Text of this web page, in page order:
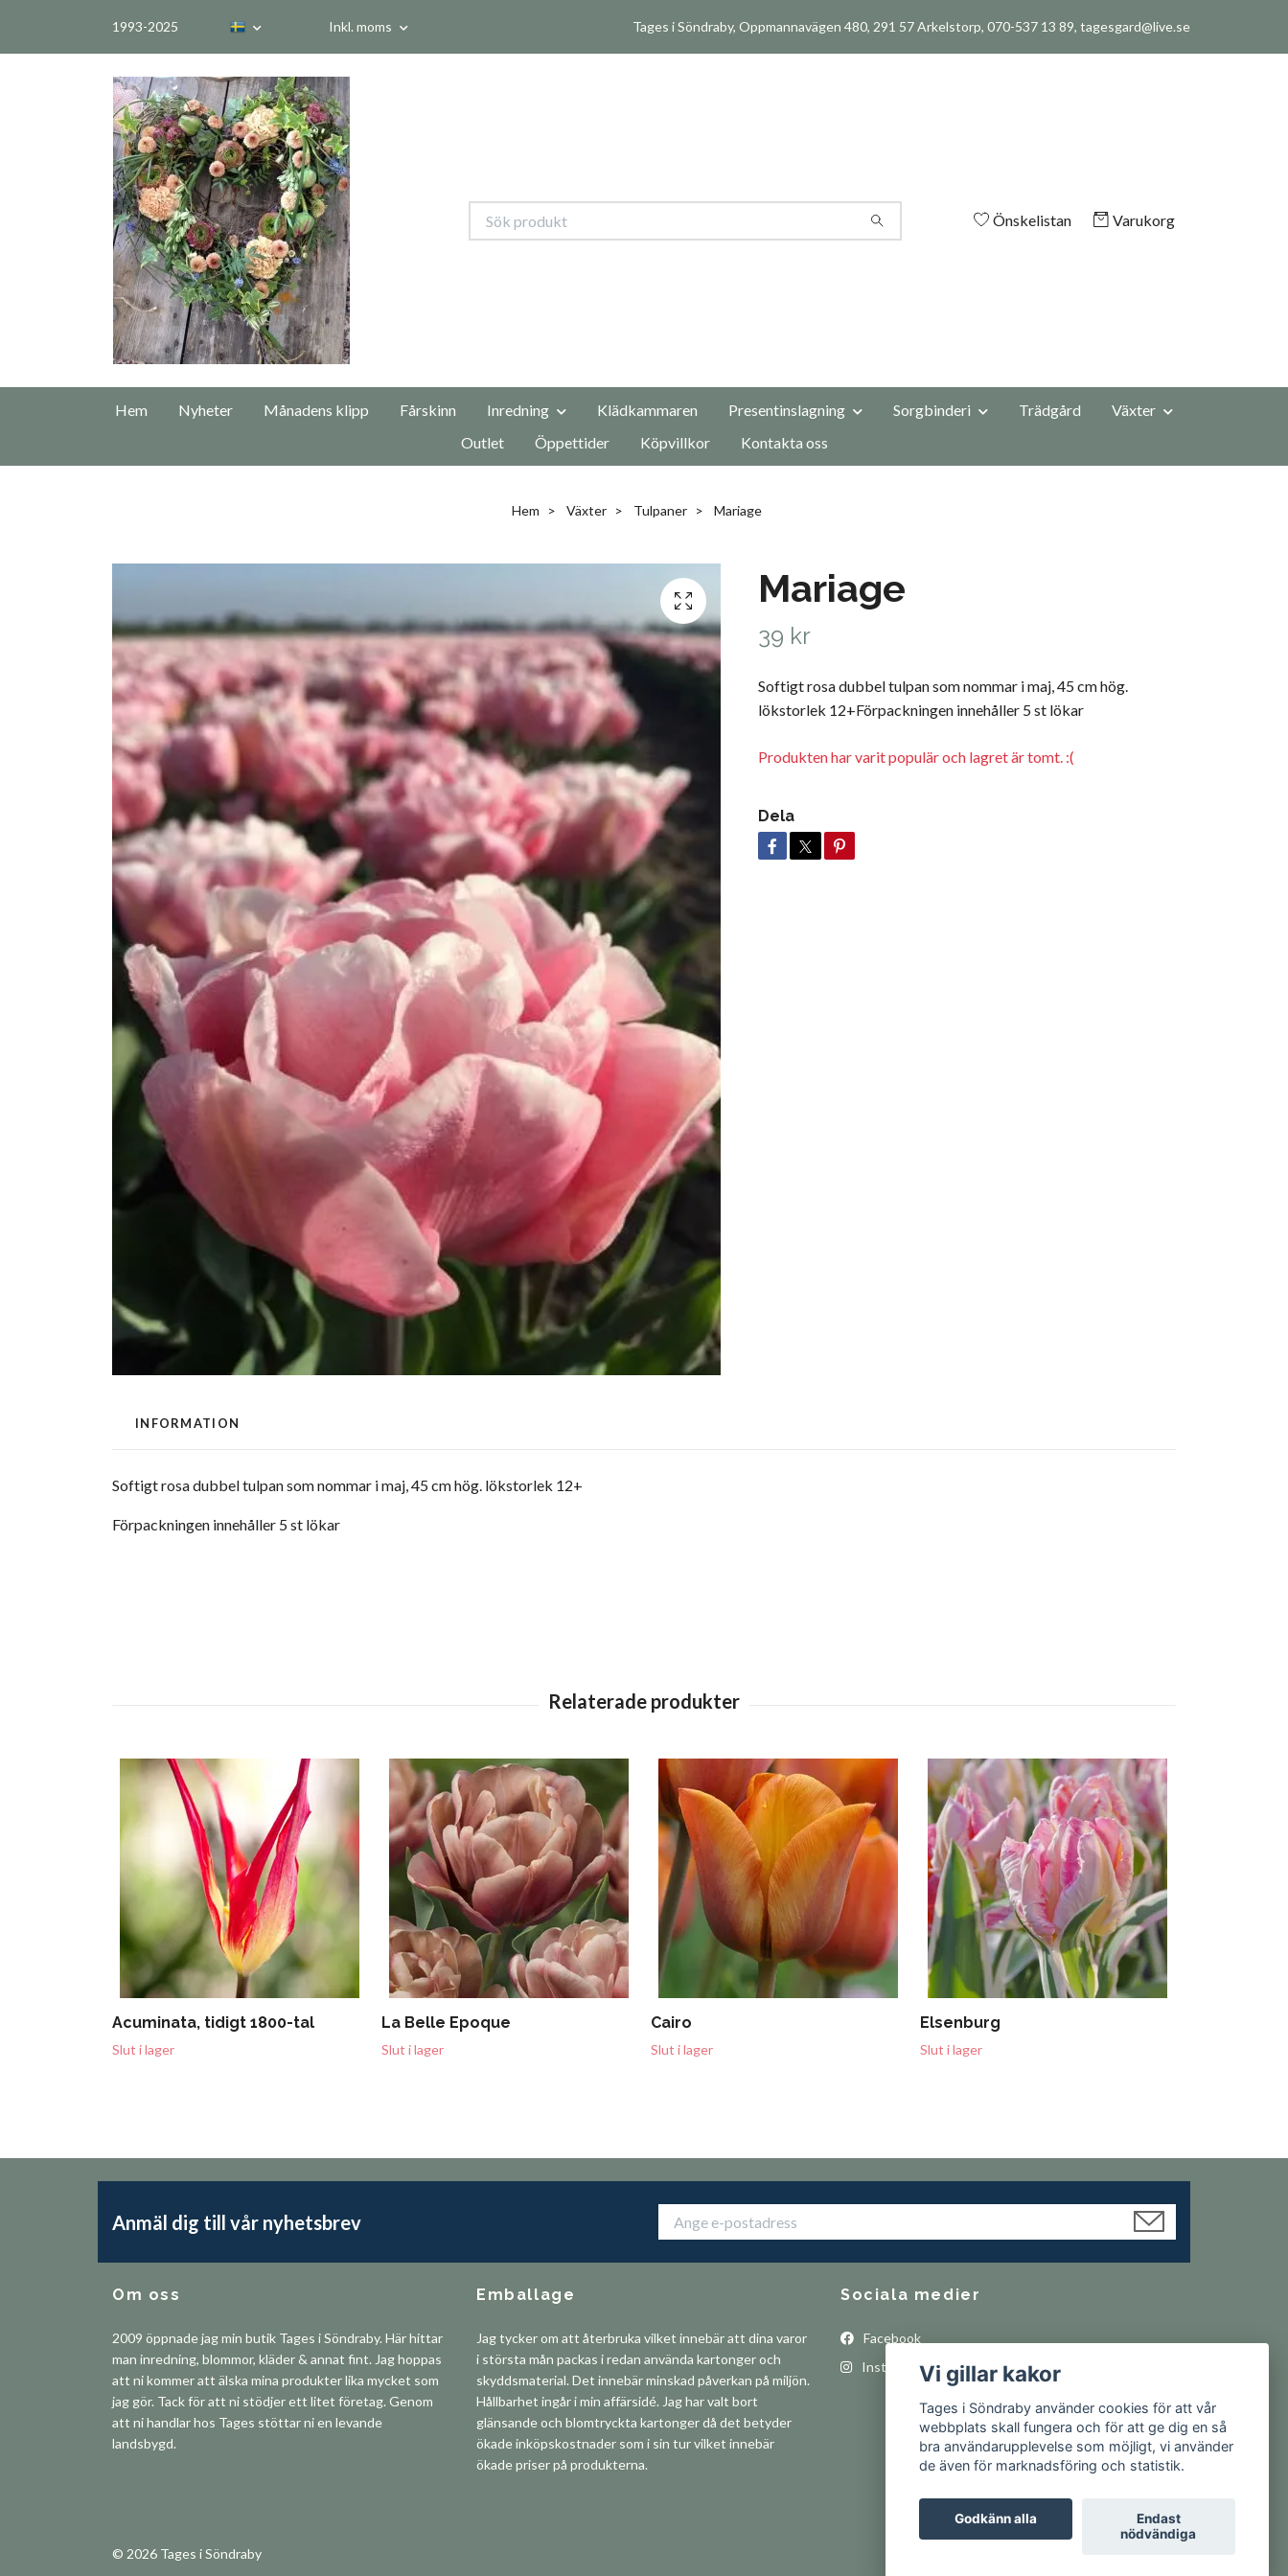
1993-2025 Inkl. moms Tages i Söndraby, Oppmannavägen 480, 291 57 Arkelstorp, 070-537 13 89, tagesgard@live.se
Önskelistan Varukorg
Hem Nyheter Månadens klipp Fårskinn Inredning Klädkammaren Presentinslagning Sorgbinderi Trädgård
Växter
Outlet
Öppettider Köpvillkor Kontakta oss
Hem Växter Tulpaner Mariage
Mariage
39 kr
Softigt rosa dubbel tulpan som nommar i maj, 45 cm hög.
lökstorlek 12+Förpackningen innehåller 5 st lökar
Produkten har varit populär och lagret är tomt. :(
Dela
INFORMATION
Softigt rosa dubbel tulpan som nommar i maj, 45 cm hög. lökstorlek 12+
Förpackningen innehåller 5 st lökar
Acuminata, tidigt 1800-tal
Slut i lager
La Belle Epoque
Slut i lager
Cairo
Slut i lager
Elsenburg
Slut i lager
Anmäl dig till vår nyhetsbrev
Om oss
2009 öppnade jag min butik Tages i Söndraby. Här hittar
man inredning, blommor, kläder & annat fint. Jag hoppas
att ni kommer att älska mina produkter lika mycket som
jag gör. Tack för att ni stödjer ett litet företag. Genom
att ni handlar hos Tages stöttar ni en levande
landsbygd.
Emballage
Jag tycker om att återbruka vilket innebär att dina varor
i största mån packas i redan använda kartonger och
skyddsmaterial. Det innebär minskad påverkan på miljön.
Hållbarhet ingår i min affärsidé. Jag har valt bort
glänsande och blomtryckta kartonger då det betyder
ökade inköpskostnader som i sin tur vilket innebär
ökade priser på produkterna.
Sociala medier
Facebook
Instagram
© 2026 Tages i Söndraby
Vi gillar kakor
Tages i Söndraby använder cookies för att vår
webbplats skall fungera och för att ge dig en så
bra användarupplevelse som möjligt, vi använder
de även för marknadsföring och statistik.
Godkänn alla
Endast
nödvändiga